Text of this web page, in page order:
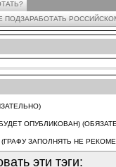
ПОДЗАРАБОТАТЬ
ОПУБЛИКОВАН)
ЗАПОЛНЯТЬ НЕ
эти тэги: